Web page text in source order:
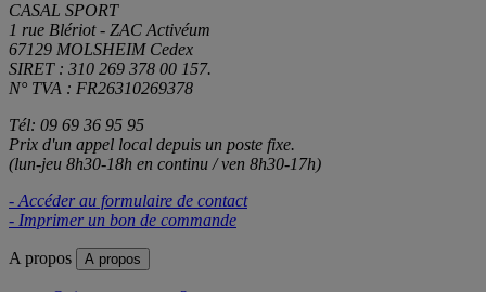
CASAL SPORT
1 rue Blériot - ZAC Activéum
67129 MOLSHEIM Cedex
SIRET : 310 269 378 00 157.
N° TVA : FR26310269378
Tél: 09 69 36 95 95
Prix d'un appel local depuis un poste fixe.
(lun-jeu 8h30-18h en continu / ven 8h30-17h)
- Accéder au formulaire de contact
- Imprimer un bon de commande
A propos A propos